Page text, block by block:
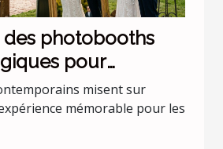
des photobooths
pour
misent sur
mémorable pour les